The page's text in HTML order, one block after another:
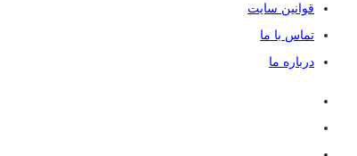
قوانین سایت
تماس با ما
درباره ما